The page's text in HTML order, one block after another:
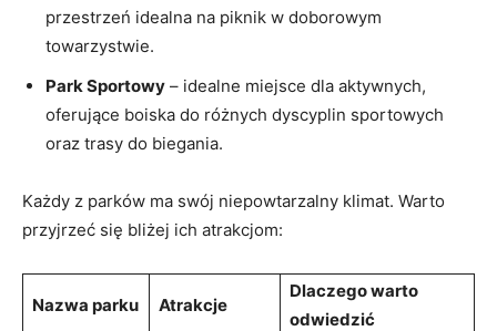
‍przestrzeń idealna na piknik w ⁢doborowym
towarzystwie.
Park Sportowy – idealne miejsce dla aktywnych,
oferujące boiska do różnych dyscyplin sportowych
oraz ⁤trasy do biegania.
Każdy z parków ma swój niepowtarzalny klimat. Warto
przyjrzeć się bliżej ich atrakcjom:
Nazwa parku Atrakcje
Dlaczego warto
odwiedzić